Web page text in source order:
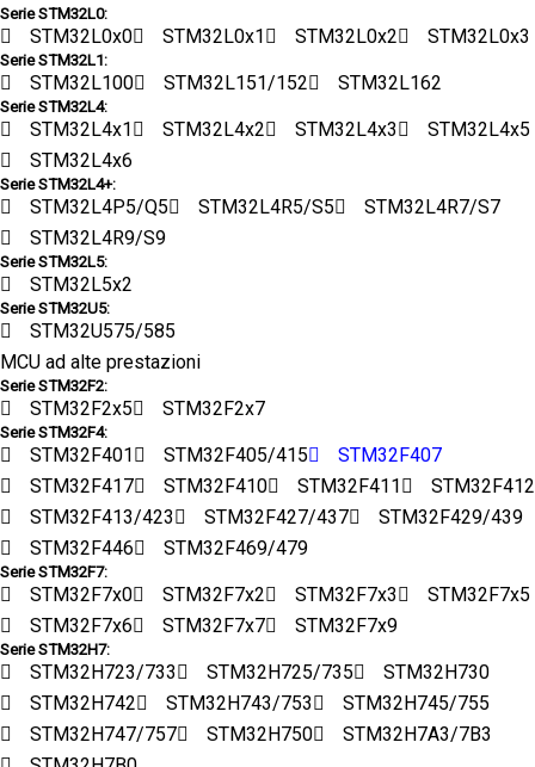
Serie STM32L0:
STM32L0x0 STM32L0x1 STM32L0x2 STM32L0x3
Serie STM32L1:
STM32L100 STM32L151/152 STM32L162
Serie STM32L4:
STM32L4x1 STM32L4x2 STM32L4x3
STM32L4x5
STM32L4x6
Serie STM32L4+:
STM32L4P5/Q5 STM32L4R5/S5
STM32L4R7/S7
STM32L4R9/S9
Serie STM32L5:
STM32L5x2
Serie STM32U5:
STM32U575/585
MCU ad alte prestazioni
Serie STM32F2:
STM32F2x5 STM32F2x7
Serie STM32F4:
STM32F401 STM32F405/415
STM32F407
STM32F417
STM32F410 STM32F411
STM32F412
STM32F413/423
STM32F427/437
STM32F429/439
STM32F446
STM32F469/479
Serie STM32F7:
STM32F7x0 STM32F7x2 STM32F7x3
STM32F7x5
STM32F7x6
STM32F7x7 STM32F7x9
Serie STM32H7:
STM32H723/733 STM32H725/735
STM32H730
STM32H742
STM32H743/753
STM32H745/755
STM32H747/757
STM32H750
STM32H7A3/7B3